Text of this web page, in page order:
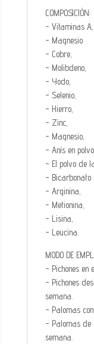
COMPOSICIÓN:
- Vitaminas A,
- Magnesio
- Cobre,
- Molibdeno,
- Yodo,
- Selenio,
- Hierro,
- Zinc,
- Magnesio,
- Anís en polvo,
- El polvo de
- Bicarbonato
- Arginina,
- Metionina,
- Lisina,
- Leucina.
MODO DE
- Pichones en
- Pichones
semana.
- Palomas
- Palomas de
semana.